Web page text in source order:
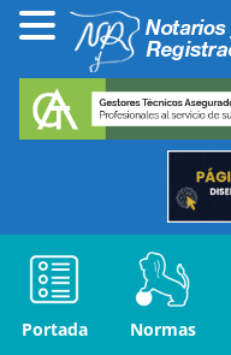
Portada Normas